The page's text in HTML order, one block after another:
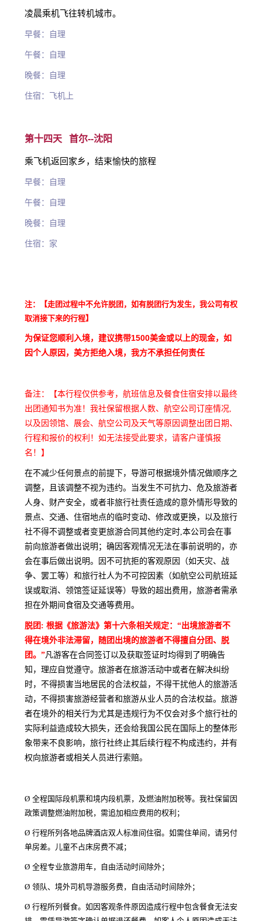
凌晨乘机飞往转机城市。
早餐：自理
午餐：自理
晚餐：自理
住宿：飞机上
第十四天 首尔--沈阳
乘飞机返回家乡，结束愉快的旅程
早餐：自理
午餐：自理
晚餐：自理
住宿：家
注：【走团过程中不允许脱团，如有脱团行为发生，我公司有权
取消接下来的行程】
为保证您顺利入境，建议携带1500美金或以上的现金，如
因个人原因，美方拒绝入境，我方不承担任何责任
备注：【本行程仅供参考，航班信息及餐食住宿安排以最终
出团通知书为准！我社保留根据人数、航空公司订座情况,
以及因领馆、展会、航空公司及天气等原因调整出团日期、
行程和报价的权利！如无法接受此要求，请客户谨慎报
名！】
在不减少任何景点的前提下，导游可根据境外情况做顺序之
调整，且该调整不视为违约。当发生不可抗力、危及旅游者
人身、财产安全，或者非旅行社责任造成的意外情形导致的
景点、交通、住宿地点的临时变动、修改或更换，以及旅行
社不得不调整或者变更旅游合同其他约定时,本公司会在事
前向旅游者做出说明；确因客观情况无法在事前说明的，亦
会在事后做出说明。因不可抗拒的客观原因（如天灾、战
争、罢工等）和旅行社人为不可控因素（如航空公司航班延
误或取消、领馆签证延误等）导致的超出费用，旅游者需承
担在外期间食宿及交通等费用。
脱团: 根据《旅游法》第十六条相关规定：“出境旅游者不
得在境外非法滞留，随团出境的旅游者不得擅自分团、脱
团。”凡游客在合同签订以及获取签证时均得到了明确告
知，理应自觉遵守。旅游者在旅游活动中或者在解决纠纷
时，不得损害当地居民的合法权益，不得干扰他人的旅游活
动，不得损害旅游经营者和旅游从业人员的合法权益。旅游
者在境外的相关行为尤其是违规行为不仅会对多个旅行社的
实际利益造成较大损失，还会给我国公民在国际上的整体形
象带来不良影响，旅行社终止其后续行程不构成违约，并有
权向旅游者或相关人员进行索赔。
Ø 全程国际段机票和境内段机票，及燃油附加税等。我社保留因
政策调整燃油附加税，需追加相应费用的权利；
Ø 行程所列各地品牌酒店双人标准间住宿。如需住单间，请另付
单房差。儿童不占床房费不减；
Ø 全程专业旅游用车，自由活动时间除外；
Ø 领队、境外司机导游服务费，自由活动时间除外；
Ø 行程所列餐食。如因客观条件原因造成行程中包含餐食无法安